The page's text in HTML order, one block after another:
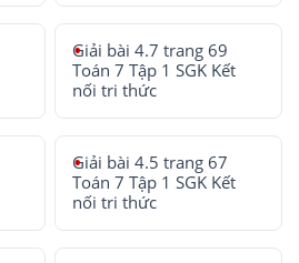
Giải bài 4.7 trang 69
Toán 7 Tập 1 SGK Kết
nối tri thức
Giải bài 4.5 trang 67
Toán 7 Tập 1 SGK Kết
nối tri thức